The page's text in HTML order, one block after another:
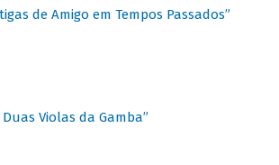
de Amigo em Tempos Passados”
Violas da Gamba”